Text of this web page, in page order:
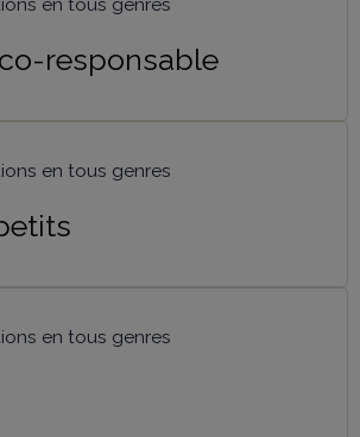
responsable
en tous genres
en tous genres